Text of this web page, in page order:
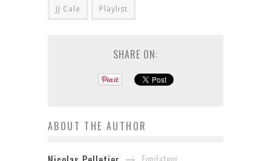
JJ Cale Playlist
SHARE ON:
ABOUT THE AUTHOR